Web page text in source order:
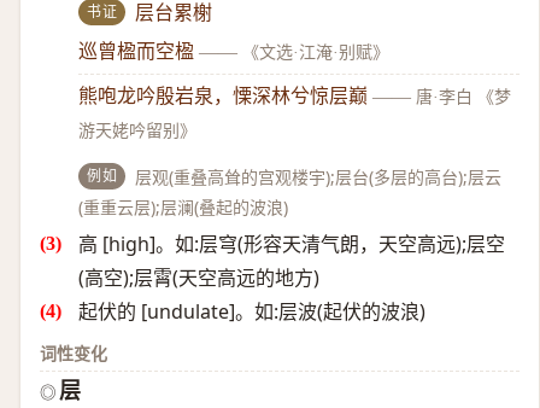
书证
层台累榭
巡曾楹而空楹 —— 《文选·江淹·别赋》
熊咆龙吟殷岩泉，慄深林兮惊层巅 —— 唐·李白 《梦
游天姥吟留别》
例如
层观(重叠高耸的宫观楼宇);层台(多层的高台);层云
(重重云层);层澜(叠起的波浪)
高 [high]。如:层穹(形容天清气朗，天空高远);层空
(高空);层霄(天空高远的地方)
起伏的 [undulate]。如:层波(起伏的波浪)
词性变化
◎ 层